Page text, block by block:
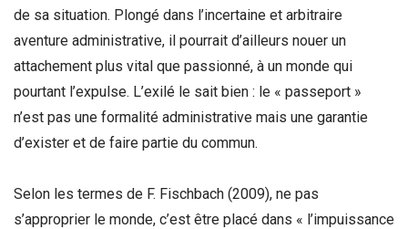
de sa situation. Plongé dans l’incertaine et arbitraire
aventure administrative, il pourrait d’ailleurs nouer un
attachement plus vital que passionné, à un monde qui
pourtant l’expulse. L’exilé le sait bien : le « passeport »
n’est pas une formalité administrative mais une garantie
d’exister et de faire partie du commun.
Selon les termes de F. Fischbach (2009), ne pas
s’approprier le monde, c’est être placé dans « l’impuissance